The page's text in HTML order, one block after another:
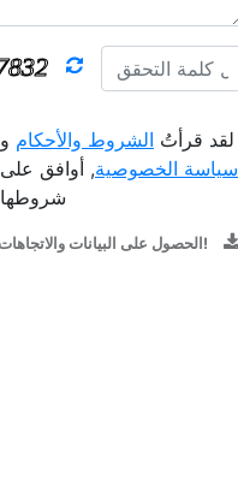
لقد قرأتُ الشروط والأحكام و
سياسة الخصوصية, أوافق على
شروطها
الحصول على البيانات والاتجاهات!